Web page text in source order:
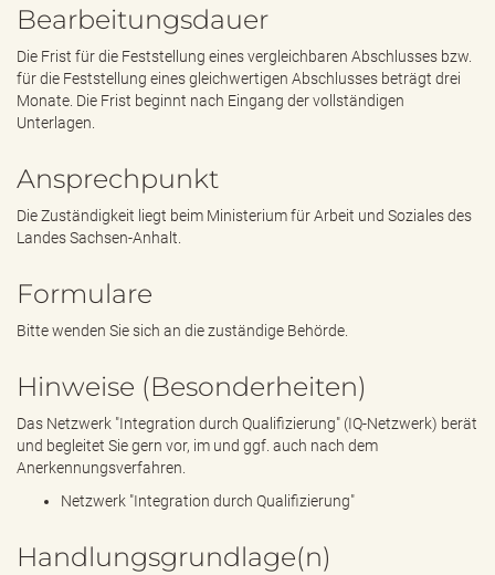
Bearbeitungsdauer
Die Frist für die Feststellung eines vergleichbaren Abschlusses bzw.
für die Feststellung eines gleichwertigen Abschlusses beträgt drei
Monate. Die Frist beginnt nach Eingang der vollständigen
Unterlagen.
Ansprechpunkt
Die Zuständigkeit liegt beim Ministerium für Arbeit und Soziales des
Landes Sachsen-Anhalt.
Formulare
Bitte wenden Sie sich an die zuständige Behörde.
Hinweise (Besonderheiten)
Das Netzwerk "Integration durch Qualifizierung" (IQ-Netzwerk) berät
und begleitet Sie gern vor, im und ggf. auch nach dem
Anerkennungsverfahren.
Netzwerk "Integration durch Qualifizierung"
Handlungsgrundlage(n)